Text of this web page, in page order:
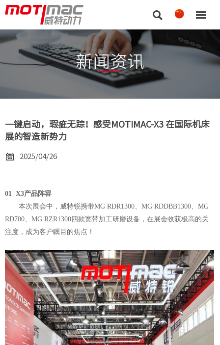
 
新闻资讯
一键启动，瑕疵无踪！感受MOTIMAC-X3 在国际机床
展的智造新势力
 2025/04/26
01 X3产品阵容
本次展会中，威特锐携带MG RDR1300、MG RDDBB1300、MG
RD700、MG RZR1300四款宽带加工研磨设备，在展会收获极高的关
注度，成为客户瞩目的焦点！